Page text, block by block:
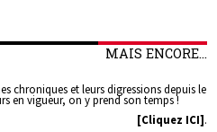
MAIS ENCORE...
chroniques et leurs digressions depuis le
en vigueur, on y prend son temps !
[Cliquez ICI].